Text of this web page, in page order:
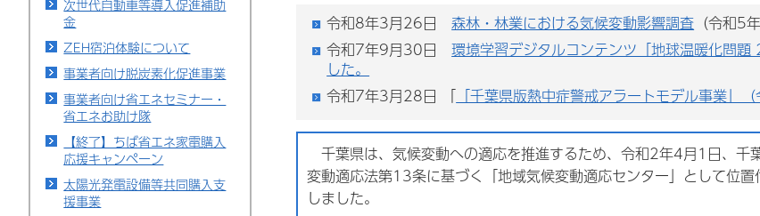
次世代自動車等導入促進補助
金
ZEH宿泊体験について
事業者向け脱炭素化促進事業
事業者向け省エネセミナー・
省エネお助け隊
【終了】ちば省エネ家電購入
応援キャンペーン
太陽光発電設備等共同購入支
援事業
令和8年3月26日森林・林業における気候変動影響調査 （令和5
令和7年9月30日環境学習デジタルコンテンツ「地球温暖化問
した。
令和7年3月28日 「 「千葉県版熱中症警戒アラートモデル事業」
千葉県は、気候変動への適応を推進するため、令和2年4月1日、
変動適応法第13条に基づく「地域気候変動適応センター」として位
しました。